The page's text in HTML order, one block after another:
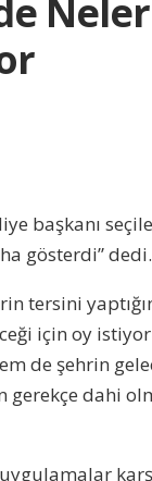
başkanı
gösterdi” dedi.
tersini
için oy
de şehrin
dahi